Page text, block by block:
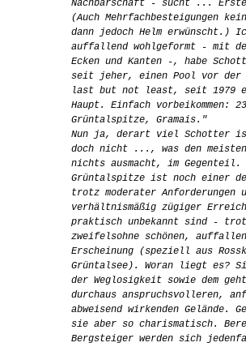
Nachbarschaft - sucht ...
(Auch Mehrfachbesteigungen
dann jedoch Helm erwünscht.)
auffallend wohlgeformt - mit
Ecken und Kanten -, habe
seit jeher, einen Pool vor der
last but not least, seit 1979
Haupt. Einfach vorbeikommen:
Grüntalspitze, Gramais."
Nun ja, derart viel Schotter
doch nicht ..., was den
nichts ausmacht, im Gegenteil.
Grüntalspitze ist noch einer
trotz moderater Anforderungen
verhältnismäßig zügiger
praktisch unbekannt sind -
zweifelsohne schönen,
Erscheinung (speziell aus
Grüntalsee). Woran liegt es?
der Weglosigkeit sowie dem
durchaus anspruchsvolleren,
abweisend wirkenden Gelände.
sie aber so charismatisch.
Bergsteiger werden sich